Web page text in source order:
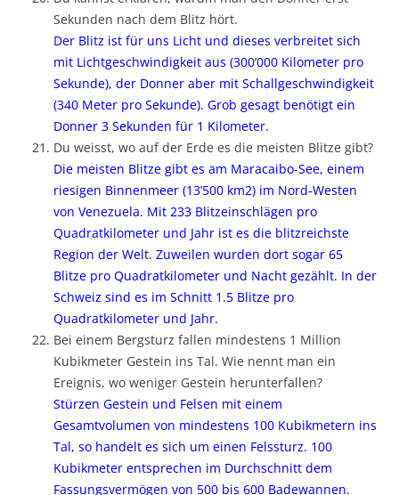
Sekunden nach dem Blitz hört.
Der Blitz ist für uns Licht und dieses verbreitet sich
mit Lichtgeschwindigkeit aus (300’000 Kilometer pro
Sekunde), der Donner aber mit Schallgeschwindigkeit
(340 Meter pro Sekunde). Grob gesagt benötigt ein
Donner 3 Sekunden für 1 Kilometer.
Du weisst, wo auf der Erde es die meisten Blitze gibt?
Die meisten Blitze gibt es am Maracaibo-See, einem
riesigen Binnenmeer (13’500 km2) im Nord-Westen
von Venezuela. Mit 233 Blitzeinschlägen pro
Quadratkilometer und Jahr ist es die blitzreichste
Region der Welt. Zuweilen wurden dort sogar 65
Blitze pro Quadratkilometer und Nacht gezählt. In der
Schweiz sind es im Schnitt 1.5 Blitze pro
Quadratkilometer und Jahr.
Bei einem Bergsturz fallen mindestens 1 Million
Kubikmeter Gestein ins Tal. Wie nennt man ein
Ereignis, wo weniger Gestein herunterfallen?
Stürzen Gestein und Felsen mit einem
Gesamtvolumen von mindestens 100 Kubikmetern ins
Tal, so handelt es sich um einen Felssturz. 100
Kubikmeter entsprechen im Durchschnitt dem
Fassungsvermögen von 500 bis 600 Badewannen.